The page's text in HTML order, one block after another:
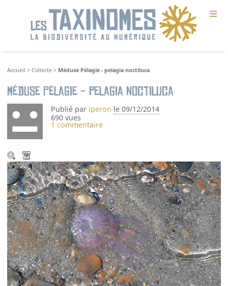
≡
Accueil >Collecte > Méduse Pélagie - pelagia noctiluca
Méduse Pélagie - pelagia noctiluca
Publié par lperon le 09/12/2014
690 vues
1 commentaire